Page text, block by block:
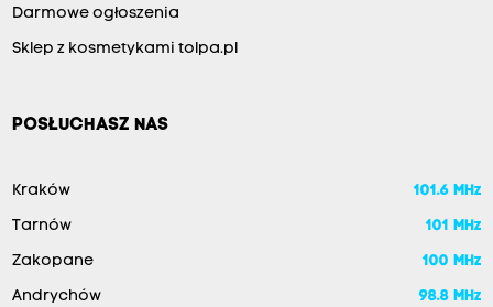
Darmowe ogłoszenia
Sklep z kosmetykami tolpa.pl
POSŁUCHASZ NAS
Kraków 101.6 MHz
Tarnów 101 MHz
Zakopane 100 MHz
Andrychów 98.8 MHz